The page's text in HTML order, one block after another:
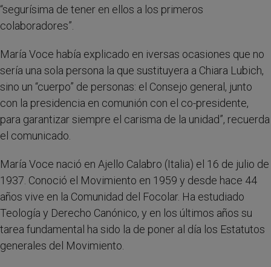
“segurísima de tener en ellos a los primeros
colaboradores”.
María Voce había explicado en iversas ocasiones que no
sería una sola persona la que sustituyera a Chiara Lubich,
sino un “cuerpo” de personas: el Consejo general, junto
con la presidencia en comunión con el co-presidente,
para garantizar siempre el carisma de la unidad”, recuerda
el comunicado.
María Voce nació en Ajello Calabro (Italia) el 16 de julio de
1937. Conoció el Movimiento en 1959 y desde hace 44
años vive en la Comunidad del Focolar. Ha estudiado
Teología y Derecho Canónico, y en los últimos años su
tarea fundamental ha sido la de poner al día los Estatutos
generales del Movimiento.